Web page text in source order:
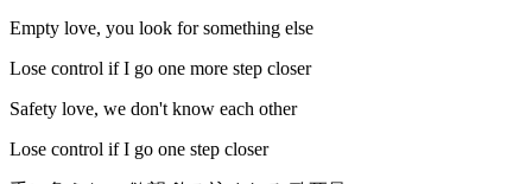
Empty love, you look for something else
Lose control if I go one more step closer
Safety love, we don't know each other
Lose control if I go one step closer